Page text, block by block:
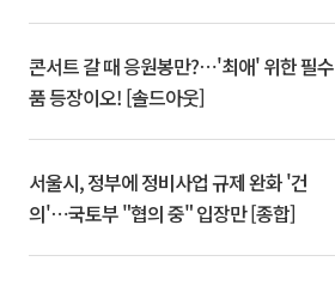
콘서트 갈 때 응원봉만?⋯'최애' 위한 필수
품 등장이오! [솔드아웃]
서울시, 정부에 정비사업 규제 완화 '건
의'⋯국토부 "협의 중" 입장만 [종합]